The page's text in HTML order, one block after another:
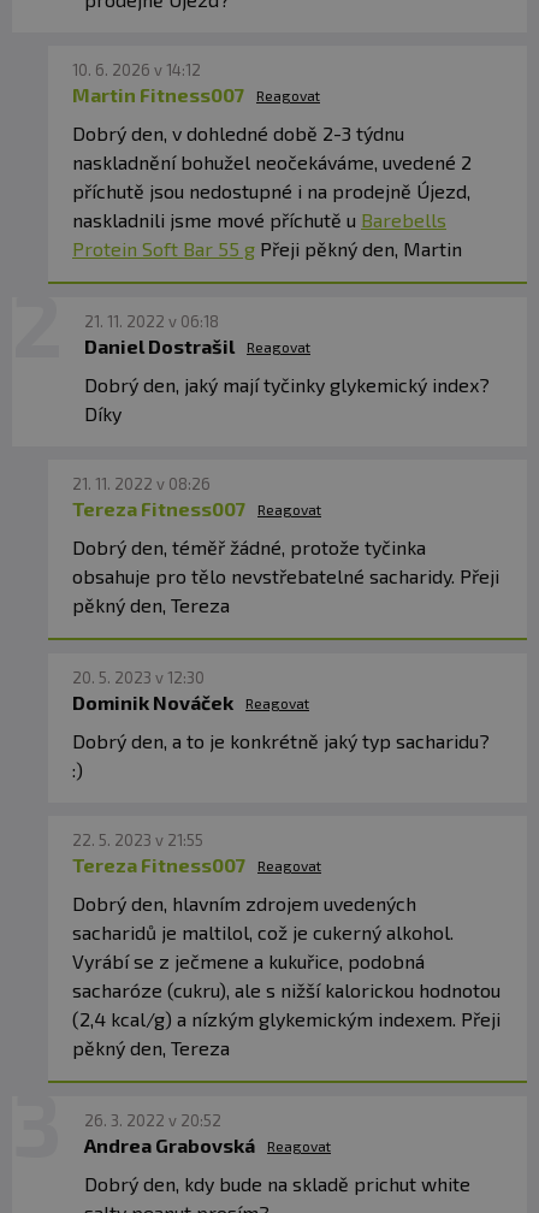
čokoláda:mléčnábílkovina (
kolagenové peptidy, vláknina (polydextróza), kakaové
máslo, sušenémléko, voda,arašídy
sójovýlecitin).
Příchuť Sunny Strawberry: mléčnébílkoviny,
zvlhčovadlo (glycerol), sladidlo (maltitol), kolagenní
hydrolyzát, kakaové máslo, polydextróza,sušené
plnotučné mléko , voda,sójová
potravinářská barviva (sladké brambory, mrkev),
sladidlo (sukralóza).
Může obsahovat obiloviny
obsahující lepek, sóju a další ořechy.
Příchuť slaný křupavý karamel: mléčné
zvlhčující látka (glycerol), hydrolyzovaný kolagen,
sušené plnotučnémléko
slunečnicový olej, kakaová hmota, kukuřičné kousky, sůl,
aromata, emulgátor (lecitiny), sladidlo (sukralóza).
obsahovat stopy:obilovin obsahujících lepek
arašídů.
Upozornění pro alergiky:
vyznačenytučněve složení produktu. Může obsahovat
sezamových semínek
10. 6. 2026 v 14:12
Martin Fitness007 Reagovat
Dobrý den, v dohledné době 2-3 týdnu
naskladnění bohužel neočekáváme, uvedené 2
příchutě jsou nedostupné i na prodejně Újezd,
naskladnili jsme mové příchutě u Barebells
Protein Soft Bar 55 g Přeji pěkný den, Martin
21. 11. 2022 v 06:18
Daniel Dostrašil Reagovat
Dobrý den, jaký mají tyčinky glykemický index?
Díky
21. 11. 2022 v 08:26
Tereza Fitness007 Reagovat
Dobrý den, téměř žádné, protože tyčinka
obsahuje pro tělo nevstřebatelné sacharidy. Přeji
pěkný den, Tereza
20. 5. 2023 v 12:30
Dominik Nováček Reagovat
Dobrý den, a to je konkrétně jaký typ sacharidu?
:)
22. 5. 2023 v 21:55
Tereza Fitness007 Reagovat
Dobrý den, hlavním zdrojem uvedených
sacharidů je maltilol, což je cukerný alkohol.
Vyrábí se z ječmene a kukuřice, podobná
sacharóze (cukru), ale s nižší kalorickou hodnotou
(2,4 kcal/g) a nízkým glykemickým indexem. Přeji
pěkný den, Tereza
26. 3. 2022 v 20:52
Andrea Grabovská Reagovat
Dobrý den, kdy bude na skladě prichut white